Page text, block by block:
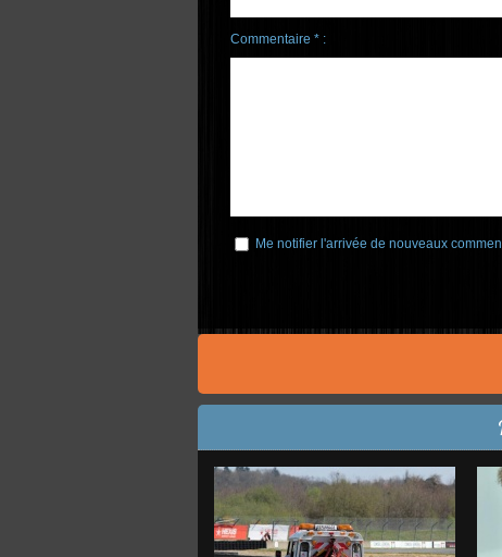
Commentaire * :
Me notifier l'arrivée de nouveaux